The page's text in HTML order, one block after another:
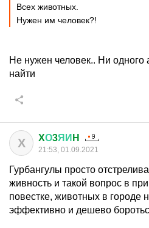
Всех животных.
Нужен им человек?!
Не нужен человек.. Ни одного
найти
X XО3ЯИ H
21:53, 01.09.2021
Гурбангулы просто
живность и такой вопрос в
повестке, животных в городе
эффективно и дешево